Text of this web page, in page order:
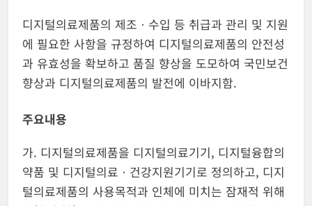
디지털의료제품의 제조ㆍ수입 등 취급과 관리 및 지원
에 필요한 사항을 규정하여 디지털의료제품의 안전성
과 유효성을 확보하고 품질 향상을 도모하여 국민보건
향상과 디지털의료제품의 발전에 이바지함.
주요내용
가. 디지털의료제품을 디지털의료기기, 디지털융합의
약품 및 디지털의료ㆍ건강지원기기로 정의하고, 디지
털의료제품의 사용목적과 인체에 미치는 잠재적 위해